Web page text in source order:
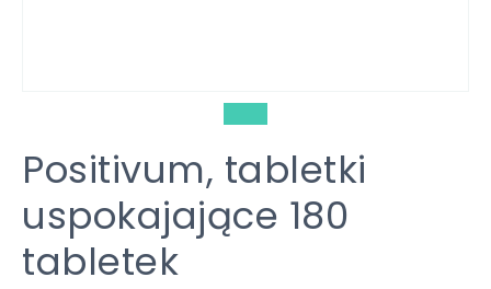
Positivum, tabletki
uspokajające 180
tabletek